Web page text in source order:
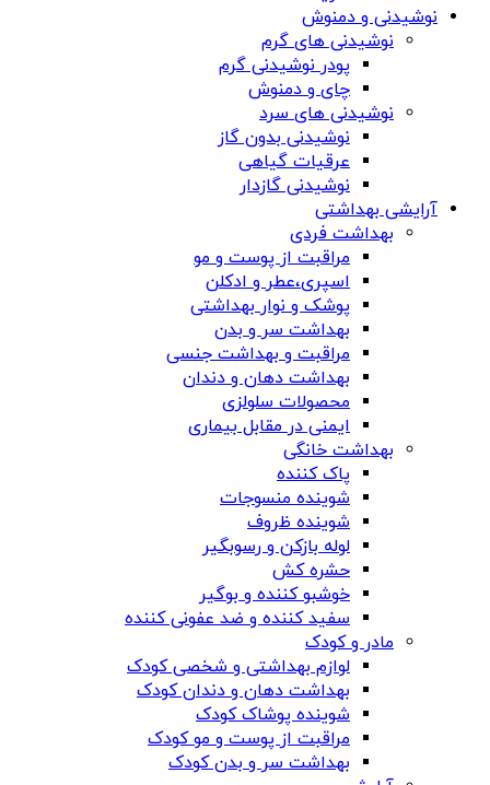
نوشیدنی و دمنوش
نوشیدنی های گرم
پودر نوشیدنی گرم
چای و دمنوش
نوشیدنی های سرد
نوشیدنی بدون گاز
عرقیات گیاهی
نوشیدنی گازدار
آرایشی بهداشتی
بهداشت فردی
مراقبت از پوست و مو
اسپری،عطر و ادکلن
پوشک و نوار بهداشتی
بهداشت سر و بدن
مراقبت و بهداشت جنسی
بهداشت دهان و دندان
محصولات سلولزی
ایمنی در مقابل بیماری
بهداشت خانگی
پاک کننده
شوینده منسوجات
شوینده ظروف
لوله بازکن و رسوبگیر
حشره کش
خوشبو کننده و بوگیر
سفید کننده و ضد عفونی کننده
مادر و کودک
لوازم بهداشتی و شخصی کودک
بهداشت دهان و دندان کودک
شوینده پوشاک کودک
مراقبت از پوست و مو کودک
بهداشت سر و بدن کودک